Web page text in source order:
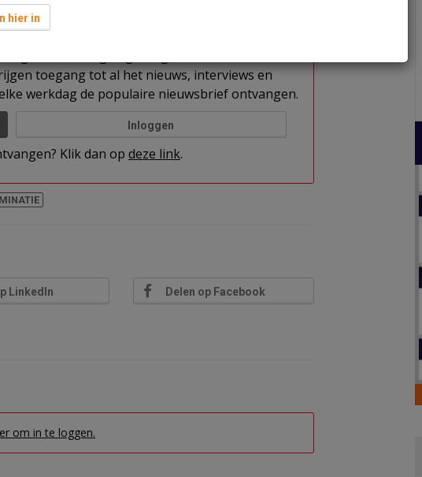
niet bent ingelogd. Log in of word abonnee
toegang tot al het nieuws, interviews en
werkdag de populaire nieuwsbrief ontvangen.
Inloggen
Klik dan op deze link.
LinkedIn Delen op Facebook
om in te loggen.
hier in